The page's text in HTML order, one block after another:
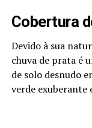
Cobertura
Devido à sua
chuva de prata é
de solo desnudo
verde exuberante